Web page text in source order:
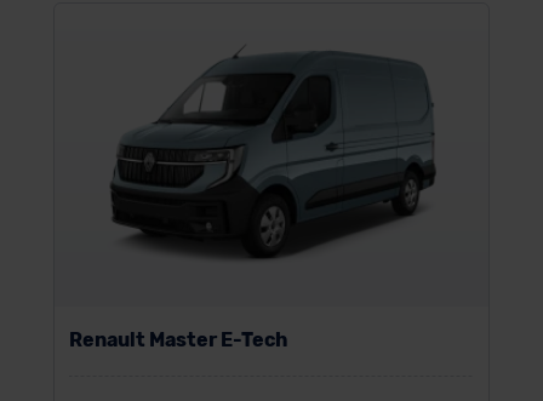
Renault Master E-Tech